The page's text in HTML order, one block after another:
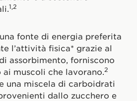
1,2
fonte di energia preferita
l’attività fisica* grazie al
assorbimento, forniscono
muscoli che lavorano.2
una miscela di carboidrati
dallo zucchero e